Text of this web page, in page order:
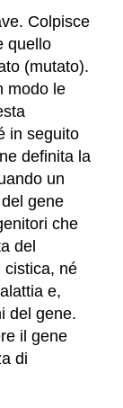
Colpisce
quello
(mutato).
modo le
in seguito
definita la
un
gene
che
del
cistica, né
e,
del gene.
il gene
di